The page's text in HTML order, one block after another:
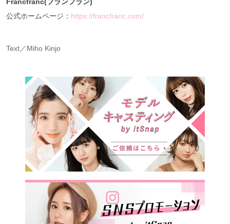
公式ホームページ： https://francfranc.com/
Text／Miho Kinjo